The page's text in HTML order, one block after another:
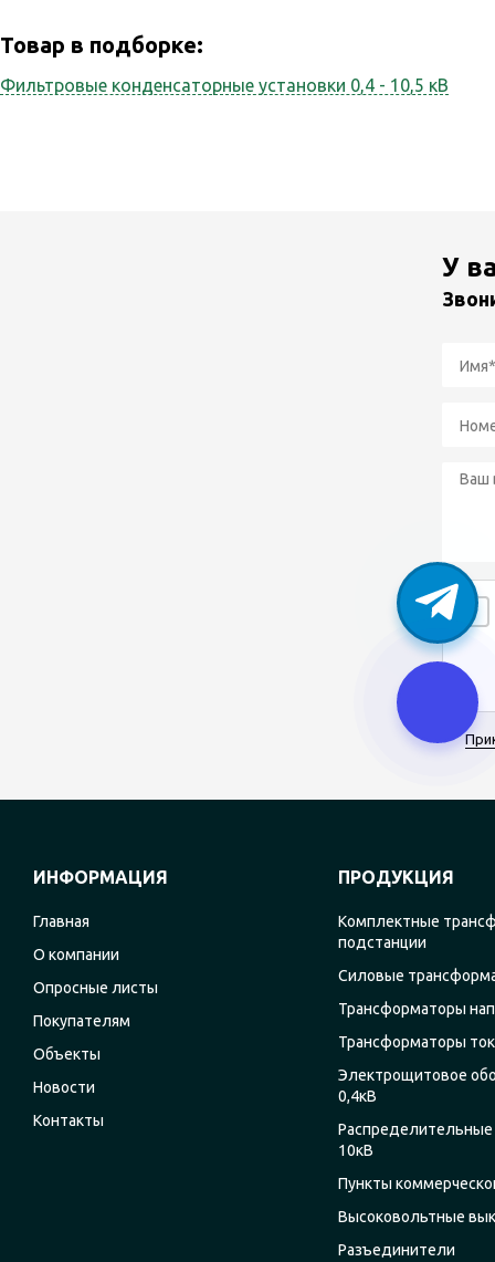
Товар в подборке:
Фильтровые конденсаторные установки 0,4 - 10,5 кВ
У
ИНФОРМАЦИЯ
Главная
О компании
Опросные листы
Покупателям
Объекты
Новости
Контакты
ПРОДУКЦИЯ
Комплектные
подстанции
Силовые
Трансформаторы
Трансформаторы
Электрощитовое
0,4кВ
Распределительные
10кВ
Пункты
Высоковольтные
Разъединители